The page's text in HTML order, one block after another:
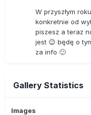
W przyszłym
konkretnie od
piszesz a teraz
jest 😉 będę o
za info 🙂
Gallery Statistics
Images